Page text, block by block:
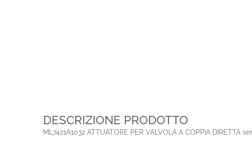
DESCRIZIONE PRODOTTO
ML7421A1032 ATTUATORE PER VALVOLA A COPPIA DIRETTA